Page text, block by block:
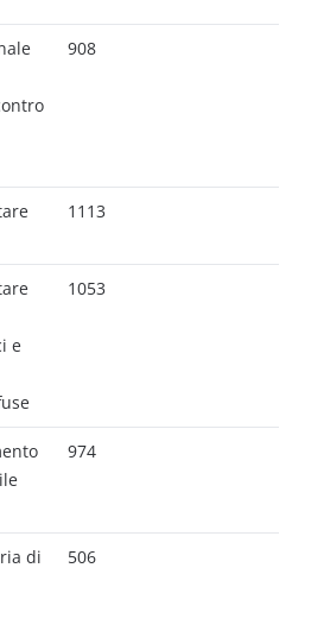
908
1113
e
1053
974
di
506